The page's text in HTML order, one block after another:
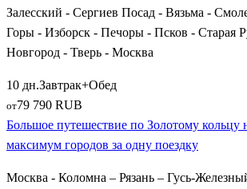
Залесский - Сергиев Посад - Вязьма -
Горы - Изборск - Печоры - Псков - Старая
Новгород - Тверь - Москва
10 дн.Завтрак+Обед
от79 790 RUB
Большое путешествие по Золотому кольцу
максимум городов за одну поездку
Москва - Коломна – Рязань – Гусь-